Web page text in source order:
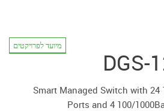
DGS-
מיועד לפרויקטים
Smart Managed Switch with 24
Ports and 4 100/